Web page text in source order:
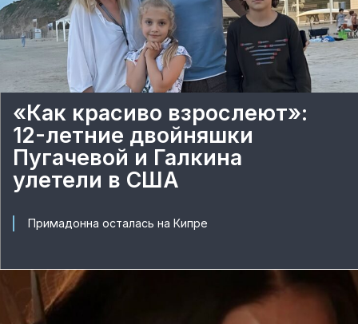
«Как красиво взрослеют»:
12-летние двойняшки
Пугачевой и Галкина
улетели в США
Примадонна осталась на Кипре